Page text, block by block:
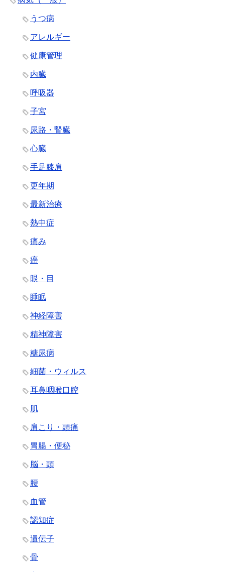
うつ病
アレルギー
健康管理
内臓
呼吸器
子宮
尿路・腎臓
心臓
手足膝肩
更年期
最新治療
熱中症
痛み
癌
眼・目
睡眠
神経障害
精神障害
糖尿病
細菌・ウィルス
耳鼻咽喉口腔
肌
肩こり・頭痛
胃腸・便秘
脳・頭
腰
血管
認知症
遺伝子
骨